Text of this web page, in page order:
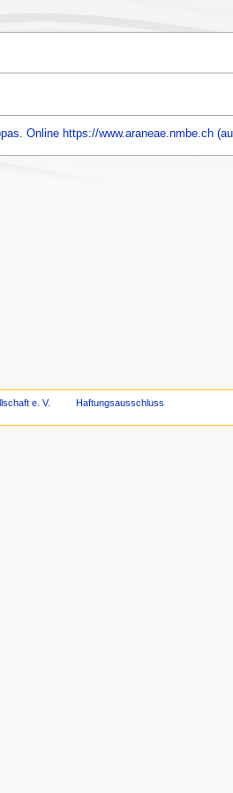
Online https://www.araneae.nmbe.ch
e. V. Haftungsausschluss